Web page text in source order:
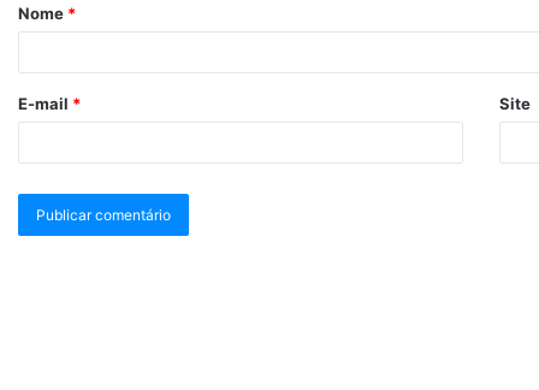
Nome *
E-mail * Site